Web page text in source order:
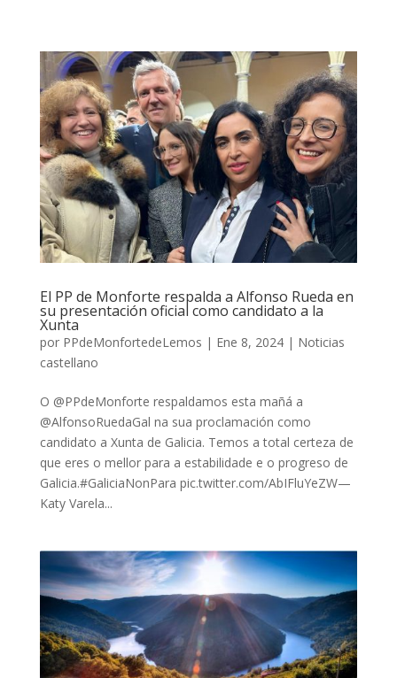
El PP de Monforte respalda a Alfonso Rueda en
su presentación oficial como candidato a la
Xunta
por PPdeMonfortedeLemos | Ene 8, 2024| Noticias
castellano
O @PPdeMonforte respaldamos esta mañá a
@AlfonsoRuedaGal na sua proclamación como
candidato a Xunta de Galicia. Temos a total certeza de
que eres o mellor para a estabilidade e o progreso de
Galicia.#GaliciaNonPara pic.twitter.com/AbIFluYeZW—
Katy Varela...